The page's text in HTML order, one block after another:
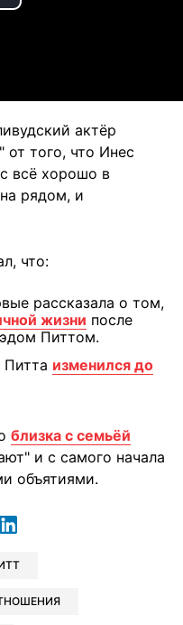
актёр
от того, что Инес
всё хорошо в
рядом, и
что:
рассказала о том,
жизни после
Питтом.
изменился до
близка с семьёй
и с самого начала
объятиями.
в Facebook
в Xв Viber
в Whatsapp
в Messenger
отправить в LinkedIn